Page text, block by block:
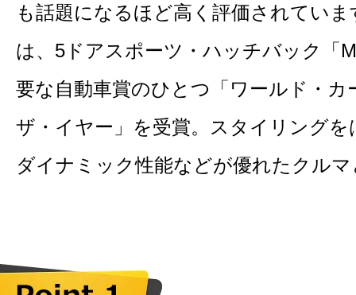
も話題になるほど高く評価されてい
は、5ドアスポーツ・ハッチバック「
要な自動車賞のひとつ「ワールド・カ
ザ・イヤー」を受賞。スタイリング
ダイナミック性能などが優れたクル